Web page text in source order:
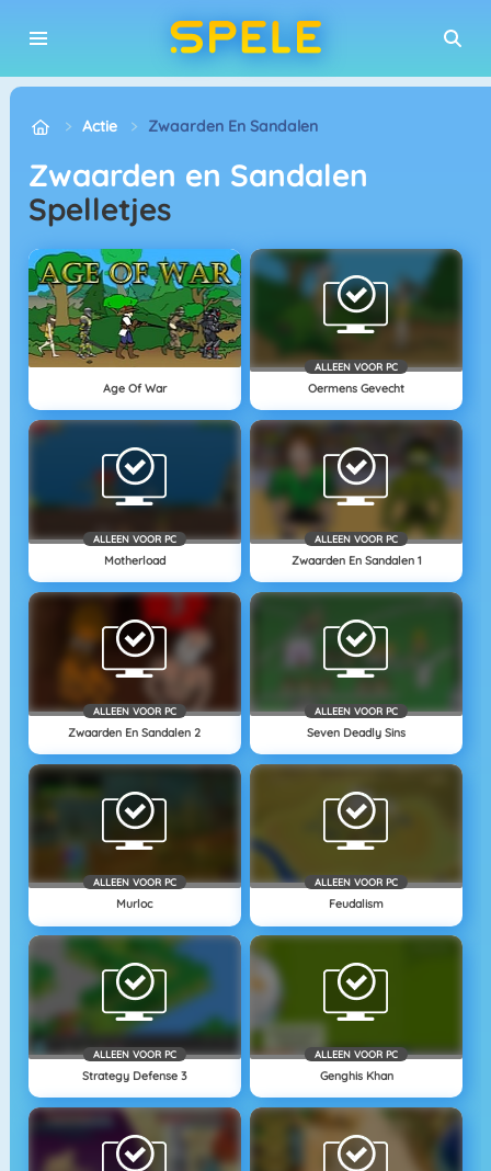
Actie Zwaarden En Sandalen
Zwaarden en Sandalen
Spelletjes
Age Of War
ALLEEN VOOR PC
Oermens Gevecht
ALLEEN VOOR PC
Motherload
ALLEEN VOOR PC
Zwaarden En Sandalen 1
ALLEEN VOOR PC
Zwaarden En Sandalen 2
ALLEEN VOOR PC
Seven Deadly Sins
ALLEEN VOOR PC
Murloc
ALLEEN VOOR PC
Feudalism
ALLEEN VOOR PC
Strategy Defense 3
ALLEEN VOOR PC
Genghis Khan